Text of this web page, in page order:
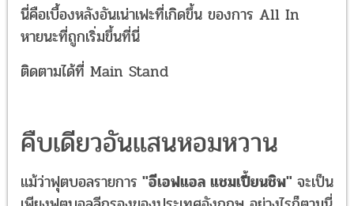
นี่คือเบื้องหลังอันเน่าเฟะที่เกิดขึ้น ของการ All In
หายนะที่ถูกเริ่มขึ้นที่นี่
ติดตามได้ที่ Main Stand
คืบเดียวอันแสนหอมหวาน
แม้ว่าฟุตบอลรายการ "อีเอฟแอล แชมเปี้ยนชิพ" จะเป็น